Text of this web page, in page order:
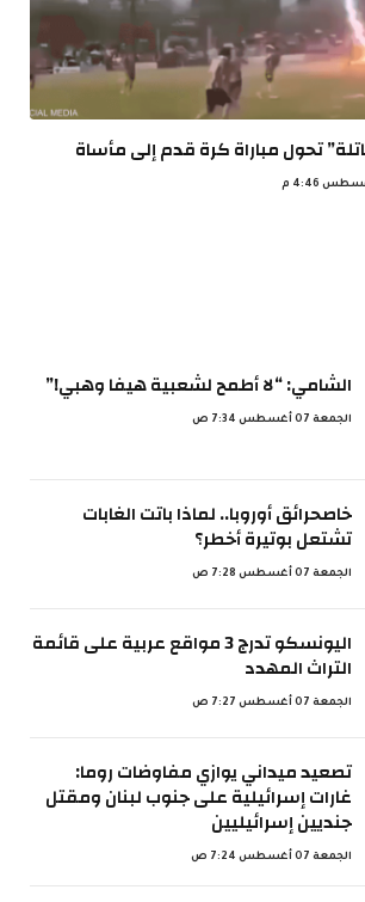
تحول مباراة كرة قدم إلى مأساة
الشامي: “لا أطمح لشعبية هيفا وهبي!”
الجمعة 07 أغسطس 7:34 ص
خاصحرائق أوروبا.. لماذا باتت الغابات
تشتعل بوتيرة أخطر؟
الجمعة 07 أغسطس 7:28 ص
اليونسكو تدرج 3 مواقع عربية على قائمة
التراث المهدد
الجمعة 07 أغسطس 7:27 ص
تصعيد ميداني يوازي مفاوضات روما:
غارات إسرائيلية على جنوب لبنان ومقتل
جنديين إسرائيليين
الجمعة 07 أغسطس 7:24 ص